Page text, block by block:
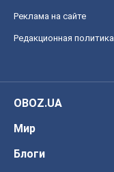
Реклама на сайте
Редакционная политика
OBOZ.UA
Мир
Блоги